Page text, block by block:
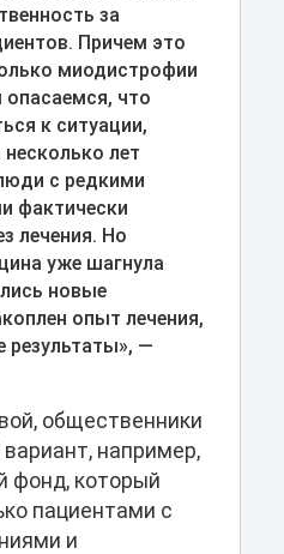
за
Причем это
миодистрофии
что
к ситуации,
лет
с редкими
фактически
лечения. Но
уже шагнула
новые
опыт лечения,
результаты», —
общественники
вариант, например,
фонд, который
пациентами с
и